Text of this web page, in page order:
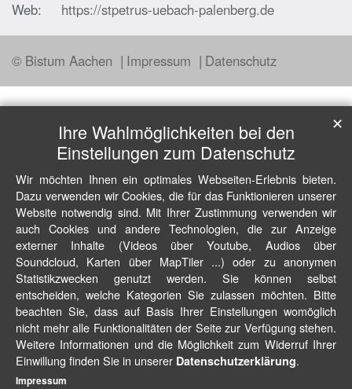
Web:
https://stpetrus-uebach-palenberg.de
© Bistum Aachen Impressum Datenschutz
Ihre Wahlmöglichkeiten bei den
Einstellungen zum Datenschutz
Wir möchten Ihnen ein optimales Webseiten-Erlebnis bieten.
Dazu verwenden wir Cookies, die für das Funktionieren unserer
Website notwendig sind. Mit Ihrer Zustimmung verwenden wir
auch Cookies und andere Technologien, die zur Anzeige
externer Inhalte (Videos über Youtube, Audios über
Soundcloud, Karten über MapTiler ...) oder zu anonymen
Statistikzwecken genutzt werden. Sie können selbst
entscheiden, welche Kategorien Sie zulassen möchten. Bitte
beachten Sie, dass auf Basis Ihrer Einstellungen womöglich
nicht mehr alle Funktionalitäten der Seite zur Verfügung stehen.
Weitere Informationen und die Möglichkeit zum Widerruf Ihrer
Einwillung finden Sie in unserer Datenschutzerklärung.
✕
Impressum